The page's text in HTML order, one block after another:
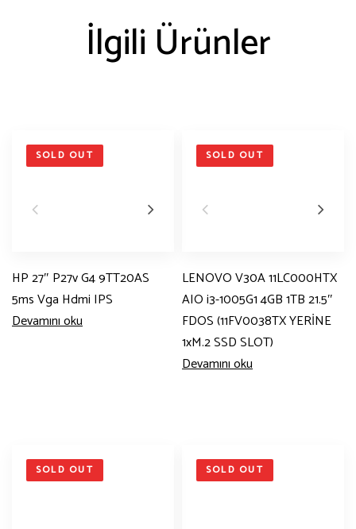
İlgili Ürünler
SOLD OUT
HP 27″ P27v G4 9TT20AS
5ms Vga Hdmi IPS
Devamını oku
SOLD OUT
LENOVO V30A 11LC000HTX
AIO i3-1005G1 4GB 1TB 21.5″
FDOS (11FV0038TX YERİNE
1xM.2 SSD SLOT)
Devamını oku
SOLD OUT SOLD OUT